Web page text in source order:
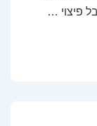
פיצוי …